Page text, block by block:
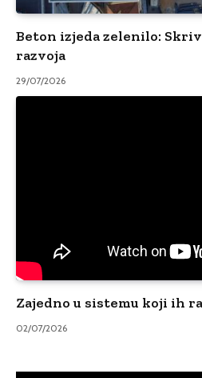
Beton izjeda zelenilo:
razvoja
29/07/2026
Zajedno u sistemu koji ih
02/07/2026